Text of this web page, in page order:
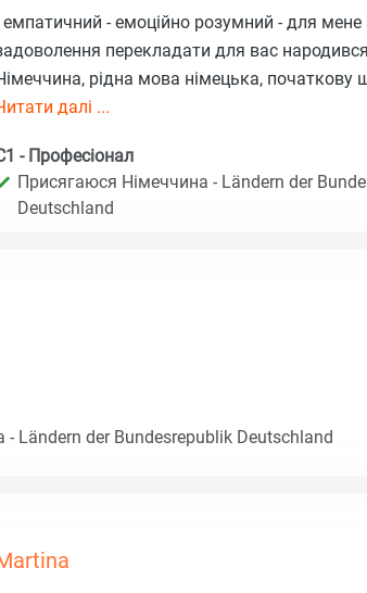
емпатичний - емоційно розумний - для мене
перекладати для вас
рідна мова німецька, початкову
далі ...
- Професіонал
Присягаюся Німеччина - Ländern der
Deutschland
Ländern der Bundesrepublik Deutschland